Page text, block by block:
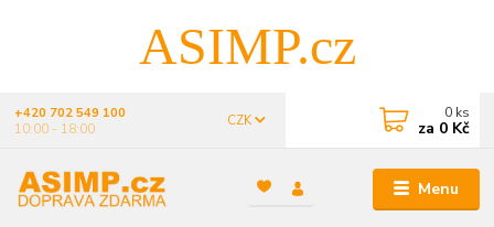
ASIMP.cz
Menu
CZK
+420 702 549 100
10:00 - 18:00
0 ks
za 0 Kč